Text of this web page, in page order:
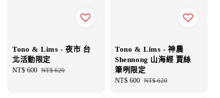
Tono & Lims - 夜市 台
北活動限定
Sale
NT$ 600 Regular
NT$ 620
Tono & Lims - 神農
Shennong 山海經 賈絲
筆咧限定
Sale
NT$ 600 Regular
NT$ 620